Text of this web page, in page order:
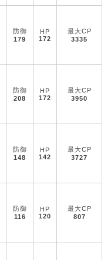
防御
179
HP
172
最大CP
3335
防御
208
HP
172
最大CP
3950
防御
148
HP
142
最大CP
3727
防御
116
HP
120
最大CP
807